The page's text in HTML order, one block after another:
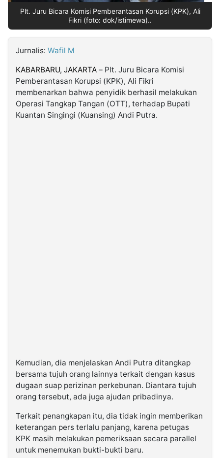
Kabarbaru.co
2026
Plt. Juru Bicara Komisi Pemberantasan Korupsi (KPK), Ali
Fikri (foto: dok/istimewa)..
Jurnalis: Wafil M
KABARBARU, JAKARTA – Plt. Juru Bicara Komisi
Pemberantasan Korupsi (KPK), Ali Fikri
membenarkan bahwa penyidik berhasil melakukan
Operasi Tangkap Tangan (OTT), terhadap Bupati
Kuantan Singingi (Kuansing) Andi Putra.
Kemudian, dia menjelaskan Andi Putra ditangkap
bersama tujuh orang lainnya terkait dengan kasus
dugaan suap perizinan perkebunan. Diantara tujuh
orang tersebut, ada juga ajudan pribadinya.
Terkait penangkapan itu, dia tidak ingin memberikan
keterangan pers terlalu panjang, karena petugas
KPK masih melakukan pemeriksaan secara parallel
untuk menemukan bukti-bukti baru.